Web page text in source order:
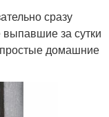
сразу
за сутки
простые домашние